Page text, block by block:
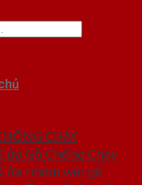
CHÁY
Gỗ Chống Cháy
nhôm vân gỗ